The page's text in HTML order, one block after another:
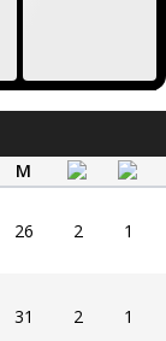
M
26 2 1
31 2 1